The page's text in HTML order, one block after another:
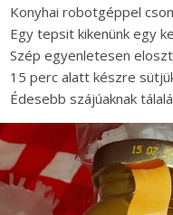
Konyhai robotgéppel
Egy tepsit kikenünk egy
Szép egyenletesen
15 perc alatt készre
Édesebb szájúaknak